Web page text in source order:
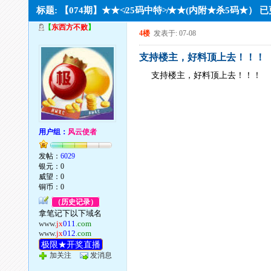
标题: 【074期】★★≮25码中特≯★★(内附★杀5码★） 已
【东西方不败】
用户组： 风云使者
发帖：6029
银元：0
威望：0
铜币：0
（历史记录）
拿笔记下以下域名
www.jx011.com
www.jx012.com
极限★开奖直播
加关注 发消息
4楼 发表于: 07-08
支持楼主，好料顶上去！！！
支持楼主，好料顶上去！！！